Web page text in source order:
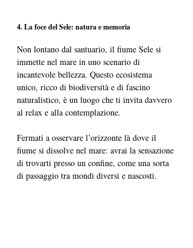
4. La foce del Sele: natura e memoria
Non lontano dal santuario, il fiume Sele si
immette nel mare in uno scenario di
incantevole bellezza. Questo ecosistema
unico, ricco di biodiversità e di fascino
naturalistico, è un luogo che ti invita davvero
al relax e alla contemplazione.
Fermati a osservare l’orizzonte là dove il
fiume si dissolve nel mare: avrai la sensazione
di trovarti presso un confine, come una sorta
di passaggio tra mondi diversi e nascosti.